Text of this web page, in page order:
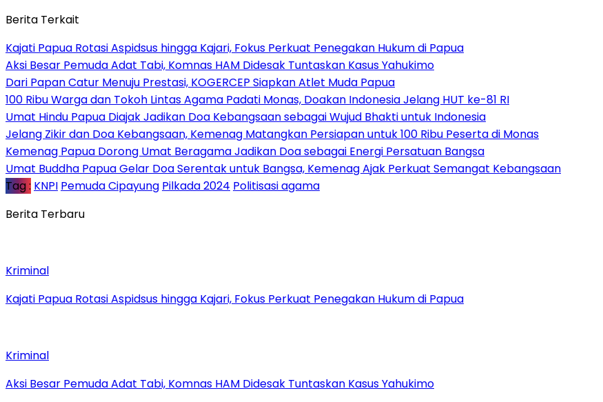
Berita Terkait
Kajati Papua Rotasi Aspidsus hingga Kajari, Fokus Perkuat Penegakan Hukum di Papua
Aksi Besar Pemuda Adat Tabi, Komnas HAM Didesak Tuntaskan Kasus Yahukimo
Dari Papan Catur Menuju Prestasi, KOGERCEP Siapkan Atlet Muda Papua
100 Ribu Warga dan Tokoh Lintas Agama Padati Monas, Doakan Indonesia Jelang HUT ke-81 RI
Umat Hindu Papua Diajak Jadikan Doa Kebangsaan sebagai Wujud Bhakti untuk Indonesia
Jelang Zikir dan Doa Kebangsaan, Kemenag Matangkan Persiapan untuk 100 Ribu Peserta di Monas
Kemenag Papua Dorong Umat Beragama Jadikan Doa sebagai Energi Persatuan Bangsa
Umat Buddha Papua Gelar Doa Serentak untuk Bangsa, Kemenag Ajak Perkuat Semangat Kebangsaan
Tag : KNPI Pemuda Cipayung Pilkada 2024 Politisasi agama
Berita Terbaru
Kriminal
Kajati Papua Rotasi Aspidsus hingga Kajari, Fokus Perkuat Penegakan Hukum di Papua
Kriminal
Aksi Besar Pemuda Adat Tabi, Komnas HAM Didesak Tuntaskan Kasus Yahukimo